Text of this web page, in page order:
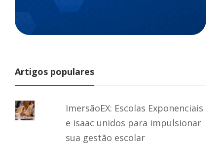
Artigos populares
ImersãoEX: Escolas Exponenciais
e isaac unidos para impulsionar
sua gestão escolar